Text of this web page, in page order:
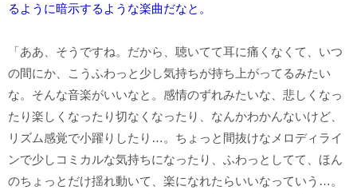
るように暗示するような楽曲だなと。
「ああ、そうですね。だから、聴いてて耳に痛くなくて、いつ
の間にか、こうふわっと少し気持ちが持ち上がってるみたい
な。そんな音楽がいいなと。感情のずれみたいな、悲しくなっ
たり楽しくなったり切なくなったり、なんかわかんないけど、
リズム感覚で小躍りしたり…。ちょっと間抜けなメロディライ
ンで少しコミカルな気持ちになったり、ふわっとしてて、ほん
のちょっとだけ揺れ動いて、楽になれたらいいなっていう…。